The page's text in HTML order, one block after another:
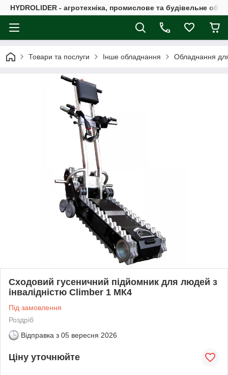
HYDROLIDER - агротехніка, промислове та будівельне
Товари та послуги Інше обладнання Обладнання
Сходовий гусеничний підйомник для людей з
інвалідністю Climber 1 MК4
Під замовлення
Роздріб
Відправка з 05 вересня 2026
Ціну уточнюйте